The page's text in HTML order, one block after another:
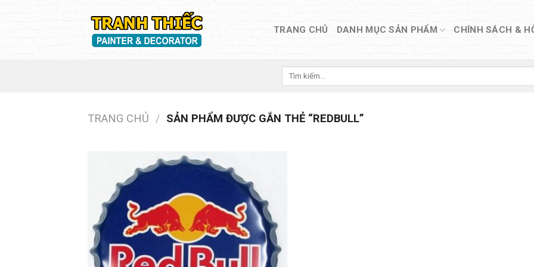
TRANG CHỦ DANH MỤC SẢN PHẨM CHÍNH SÁCH &
Tìm
TRANG CHỦ / SẢN PHẨM ĐƯỢC GẮN THẺ “REDBULL”